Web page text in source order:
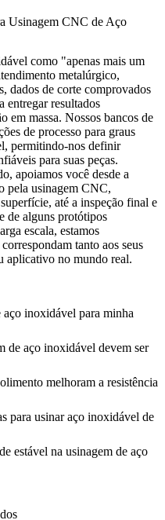
Usinagem CNC de Aço
como "apenas mais um
metalúrgico,
dados de corte comprovados
entregar resultados
em massa. Nossos bancos de
de processo para graus
permitindo-nos definir
para suas peças.
apoiamos você desde a
pela usinagem CNC,
até a inspeção final e
de alguns protótipos
escala, estamos
tanto aos seus
aplicativo no mundo real.
inoxidável para minha
de aço inoxidável devem ser
melhoram a resistência
para usinar aço inoxidável de
estável na usinagem de aço